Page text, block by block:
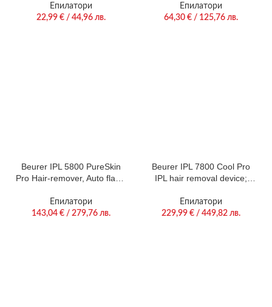
Епилатори
22,99 € / 44,96 лв.
speed settings, 2x epilator
attachments (glide &
Епилатори
64,30 € / 125,76 лв.
Beurer IPL 5800 PureSkin
Pro Hair-remover, Auto flash,
safe skin sensor, UV filter, 3
energy levels, black
Епилатори
143,04 € / 279,76 лв.
Beurer IPL 7800 Cool Pro
IPL hair removal device;
technology; 3.8 cmІ light
area; UV filter; built-in skin
Епилатори
229,99 € / 449,82 лв.